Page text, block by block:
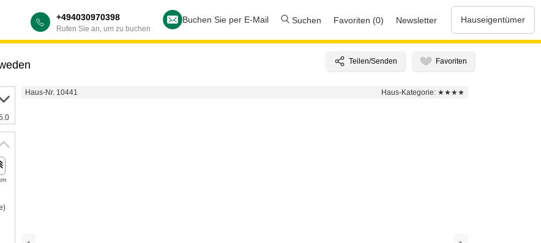
+494030970398
Rufen Sie an, um zu buchen
Buchen Sie per E-Mail Suchen Favoriten (0) Newsletter Hauseigentümer
Haus-Nr. 10441 Haus-Kategorie: ★★★★